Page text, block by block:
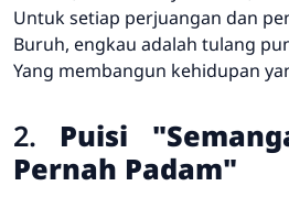
Untuk setiap perjuangan dan
Buruh, engkau adalah tulang
Yang membangun kehidupan
2. Puisi
Pernah Padam"